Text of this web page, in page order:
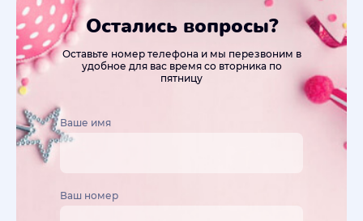
Остались вопросы?
Оставьте номер телефона и мы перезвоним в
удобное для вас время со вторника по
пятницу
Ваше имя
Ваш номер